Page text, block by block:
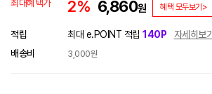
최대혜택가 2% 6,860원 혜택 모두보기>
적립 최대 e.POINT 적립 140P
자세히보기
배송비
3,000원